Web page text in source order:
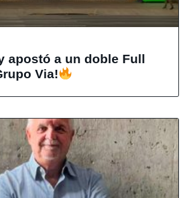
apostó a un doble Full
Via!